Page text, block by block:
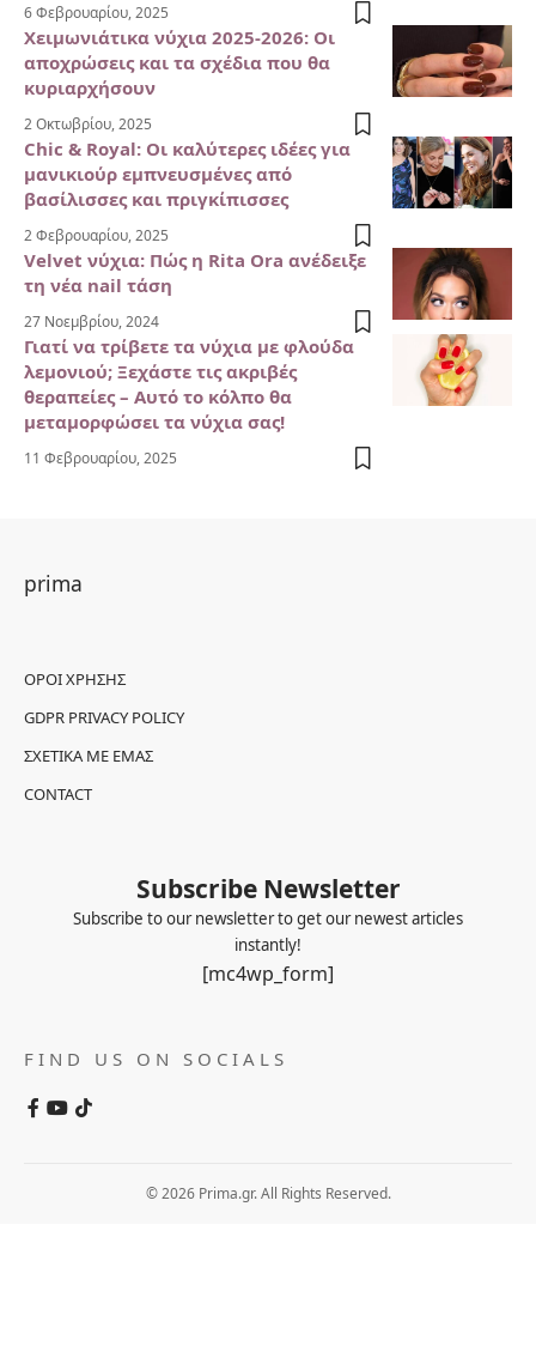
6 Φεβρουαρίου, 2025
Χειμωνιάτικα νύχια 2025-2026: Οι
αποχρώσεις και τα σχέδια που θα
κυριαρχήσουν
2 Οκτωβρίου, 2025
Chic & Royal: Οι καλύτερες ιδέες για
μανικιούρ εμπνευσμένες από
βασίλισσες και πριγκίπισσες
2 Φεβρουαρίου, 2025
Velvet νύχια: Πώς η Rita Ora ανέδειξε
τη νέα nail τάση
27 Νοεμβρίου, 2024
Γιατί να τρίβετε τα νύχια με φλούδα
λεμονιού; Ξεχάστε τις ακριβές
θεραπείες – Αυτό το κόλπο θα
μεταμορφώσει τα νύχια σας!
11 Φεβρουαρίου, 2025
prima
ΌΡΟΙ ΧΡΉΣΗΣ
GDPR PRIVACY POLICY
ΣΧΕΤΙΚΆ ΜΕ ΕΜΆΣ
CONTACT
Subscribe Newsletter
Subscribe to our newsletter to get our newest articles
instantly!
[mc4wp_form]
FIND US ON SOCIALS
© 2026 Prima.gr. All Rights Reserved.